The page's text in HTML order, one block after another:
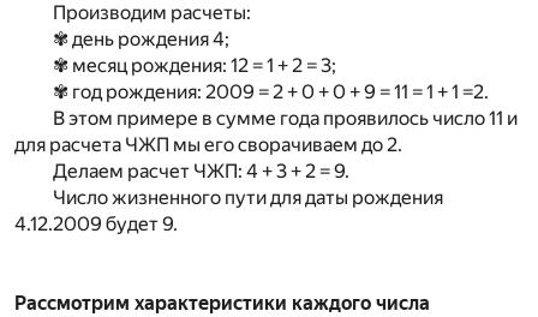
Производим расчеты:
✾ день рождения 4;
✾ месяц рождения: 12 = 1 + 2 = 3;
✾ год рождения: 2009 = 2 + 0 + 0 + 9 = 11 = 1 + 1 =2.
В этом примере в сумме года проявилось число 11 и
для расчета ЧЖП мы его сворачиваем до 2.
Делаем расчет ЧЖП: 4 + 3 + 2 = 9.
Число жизненного пути для даты рождения
4.12.2009 будет 9.
Рассмотрим характеристики каждого числа